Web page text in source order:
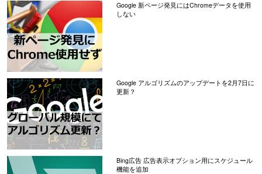
Google 新ページ発見にはChromeデータを使用
しない
Google アルゴリズムのアップデートを2月7日に
更新？
Bing広告 広告表示オプション用にスケジュール
機能を追加